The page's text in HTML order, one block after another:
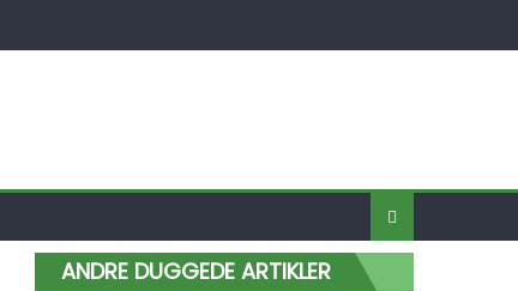
ANDRE DUGGEDE ARTIKLER